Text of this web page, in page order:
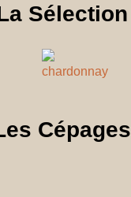
Sélection
Cépages